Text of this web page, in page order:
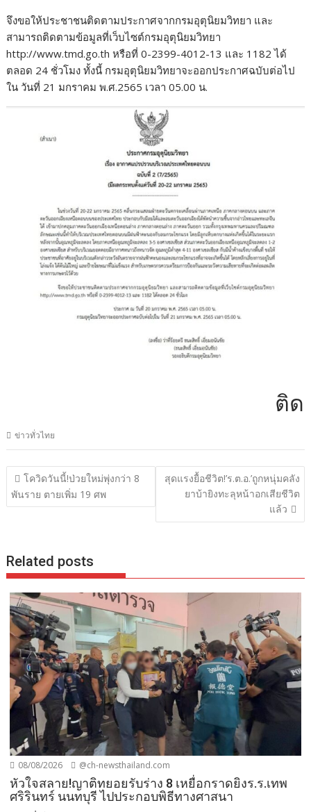
จึงขอให้ประชาชนติดตามประกาศจากกรมอุตุนิยมวิทยา และ
สามารถติดตามข้อมูลที่เว็บไซต์กรมอุตุนิยมวิทยา
http://www.tmd.go.th หรือที่ 0-2399-4012-13 และ 1182 ได้
ตลอด 24 ชั่วโมง ทั้งนี้ กรมอุตุนิยมวิทยาจะออกประกาศฉบับต่อไป
ใน วันที่ 21 มกราคม พ.ศ.2565 เวลา 05.00 น.
ติดต่อ
ข่าวทั่วไทย
แนะแนว
เรื่อง
โควิดวันนี้!ป่วยใหม่พุ่งกว่า 8
พันราย ตายเพิ่ม 19 ศพ
สุดแรงยื้อชีวิต!’ร.ต.อ.’ถูกหนุ่มคลัง
ยาบ้ายิงทะลุหน้าอกเสียชีวิต
แล้ว
Related posts
08/08/2026 @ch-newsthailand.com
หัวใจสลาย!ญาติทยอยรับร่าง 8 เหยื่อกราดยิงร.ร.เทพ
ศริรินทร์ นนทบุรี ไปประกอบพิธีทางศาสนา